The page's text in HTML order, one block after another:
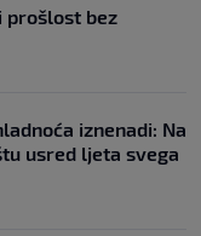
prošlost bez
iznenadi: Na
usred ljeta svega